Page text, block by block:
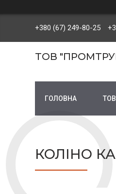
+380 (67) 249-80-25
ТОВ
ГОЛОВНА
КОЛІНО